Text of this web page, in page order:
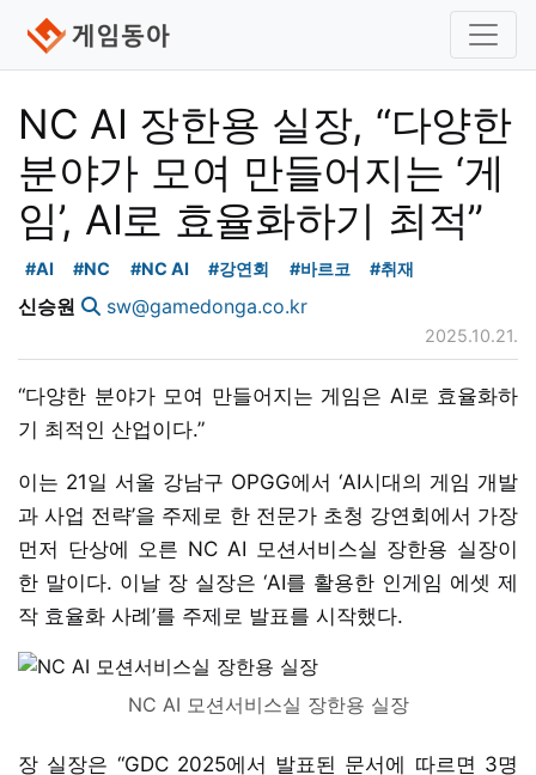
NC AI 장한용 실장, “다양한
분야가 모여 만들어지는 ‘게
임’, AI로 효율화하기 최적”
#AI #NC #NC AI #강연회 #바르코 #취재
신승원 sw@gamedonga.co.kr
2025.10.21.
“다양한 분야가 모여 만들어지는 게임은 AI로 효율화하
기 최적인 산업이다.”
이는 21일 서울 강남구 OPGG에서 ‘AI시대의 게임 개발
과 사업 전략’을 주제로 한 전문가 초청 강연회에서 가장
먼저 단상에 오른 NC AI 모션서비스실 장한용 실장이
한 말이다. 이날 장 실장은 ‘AI를 활용한 인게임 에셋 제
작 효율화 사례’를 주제로 발표를 시작했다.
NC AI 모션서비스실 장한용 실장
장 실장은 “GDC 2025에서 발표된 문서에 따르면 3명